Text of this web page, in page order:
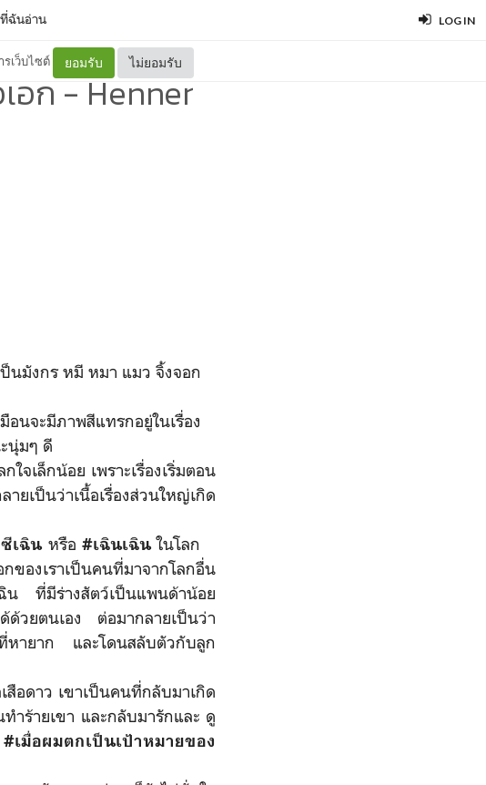
LOG IN
รเว็บไซต์ ยอมรับ ไม่ยอมรับ
ฉันอ่าน
อก - Henner
ป็นมังกร หมี หมา แมว จิ้งจอก
จะมีภาพสีแทรกอยู่ในเรื่อง
นุ่มๆ ดี
เล็กน้อย เพราะเรื่องเริ่มตอน
ยเป็นว่าเนื้อเรื่องส่วนใหญ่เกิด
เฉินหรือ #เฉินเฉินในโลก
ของเราเป็นคนที่มาจากโลกอื่น
ฉิน ที่มีร่างสัตว์เป็นแพนด้าน้อย
ด้วยตนเอง ต่อมากลายเป็นว่า
หายาก และโดนสลับตัวกับลูก
สือดาว เขาเป็นคนที่กลับมาเกิด
ำร้ายเขา และกลับมารักและ ดู
#เมื่อผมตกเป็นเป้าหมายของ